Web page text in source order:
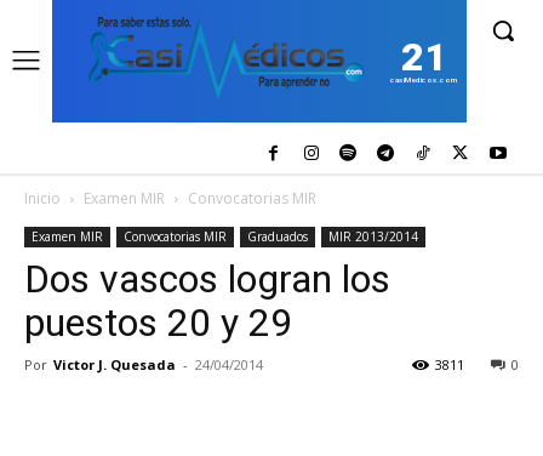
21
casiMedicos.com
Inicio Examen MIR Convocatorias MIR
Examen MIR Convocatorias MIR Graduados MIR 2013/2014
Dos vascos logran los
puestos 20 y 29
Por Victor J. Quesada - 24/04/2014 0
3811